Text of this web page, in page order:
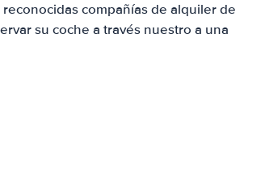
compañías de alquiler de
su coche a través nuestro a una